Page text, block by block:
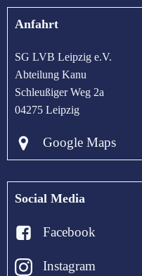
Anfahrt
SG LVB Leipzig e.V.
Abteilung Kanu
Schleußiger Weg 2a
04275 Leipzig
Google Maps
Social Media
Facebook
Instagram